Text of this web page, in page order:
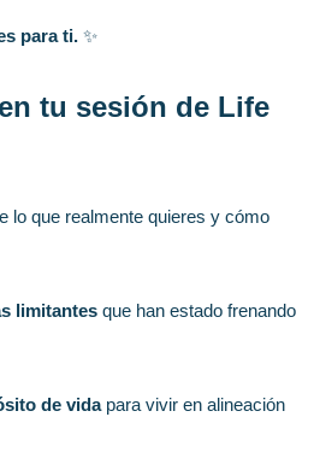
para ti. ✨
tu sesión de Life
lo que realmente quieres y cómo
limitantes que han estado frenando
de vidapara vivir en alineación